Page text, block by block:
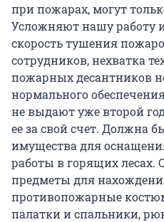
при пожарах, могут
Усложняют нашу работу
скорость тушения
сотрудников, нехватка
пожарных десантников
нормального
не выдают уже второй
ее за свой счет. Должна
имущества для
работы в горящих лесах.
предметы для
противопожарные
палатки и спальники,